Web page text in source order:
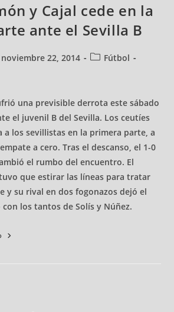
y Cajal cede en la
ante el Sevilla B
noviembre 22, 2014
Fútbol
una previsible derrota este sábado
el juvenil B del Sevilla. Los ceutíes
a los sevillistas en la primera parte, a
a cero. Tras el descanso, el 1-0
el rumbo del encuentro. El
que estirar las líneas para tratar
y su rival en dos fogonazos dejó el
los tantos de Solís y Núñez.